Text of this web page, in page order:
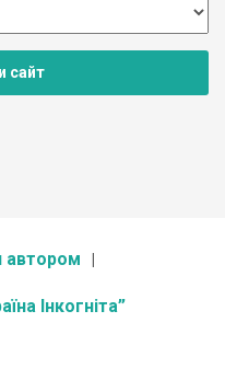
сайт
автором
Інкогніта”